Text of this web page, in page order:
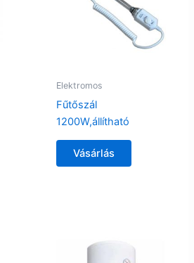
Elektromos
Fűtőszál
1200W,állítható
Vásárlás